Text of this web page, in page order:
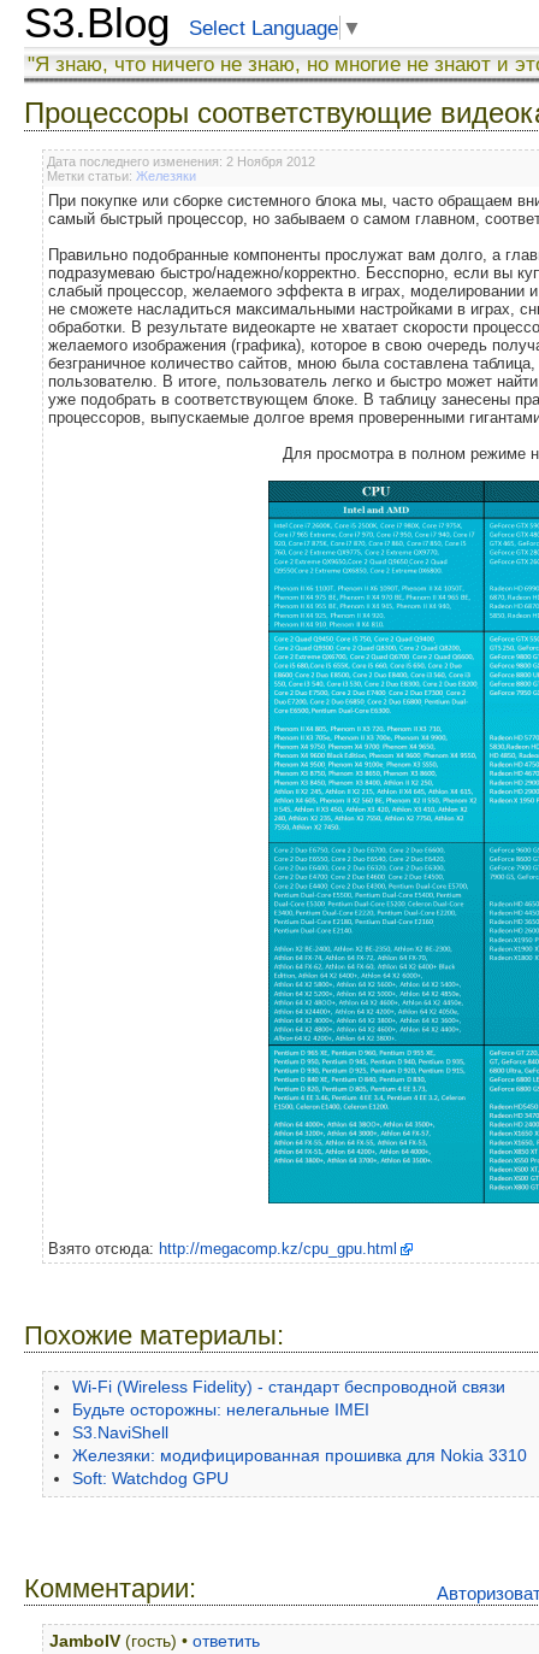
S3.Blog Select Language ▼
"Я знаю, что ничего не знаю, но многие не знают и
Процессоры соответствующие
Дата последнего изменения: 2 Ноября 2012
Метки статьи: Железяки
При покупке или сборке системного блока мы, часто обращаем
самый быстрый процессор, но забываем о самом главном,
Правильно подобранные компоненты прослужат вам долго, а
подразумеваю быстро/надежно/корректно. Бесспорно, если вы
слабый процессор, желаемого эффекта в играх, моделировании
не сможете насладиться максимальными настройками в играх,
обработки. В результате видеокарте не хватает скорости
желаемого изображения (графика), которое в свою очередь
безграничное количество сайтов, мною была составлена
пользователю. В итоге, пользователь легко и быстро может
уже подобрать в соответствующем блоке. В таблицу занесены
процессоров, выпускаемые долгое время проверенными
Для просмотра в полном режиме
Взято отсюда: http://megacomp.kz/cpu_gpu.html
Похожие материалы:
Wi-Fi (Wireless Fidelity) - стандарт беспроводной связи
Будьте осторожны: нелегальные IMEI
S3.NaviShell
Железяки: модифицированная прошивка для Nokia 3310
Soft: Watchdog GPU
Комментарии:
JamboIV (гость) • ответить